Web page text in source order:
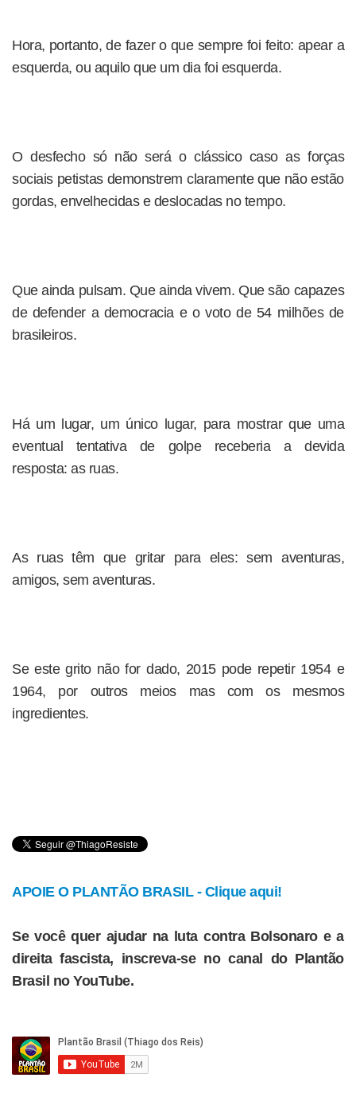
Hora, portanto, de fazer o que sempre foi feito: apear a
esquerda, ou aquilo que um dia foi esquerda.
O desfecho só não será o clássico caso as forças
sociais petistas demonstrem claramente que não estão
gordas, envelhecidas e deslocadas no tempo.
Que ainda pulsam. Que ainda vivem. Que são capazes
de defender a democracia e o voto de 54 milhões de
brasileiros.
Há um lugar, um único lugar, para mostrar que uma
eventual tentativa de golpe receberia a devida
resposta: as ruas.
As ruas têm que gritar para eles: sem aventuras,
amigos, sem aventuras.
Se este grito não for dado, 2015 pode repetir 1954 e
1964, por outros meios mas com os mesmos
ingredientes.
APOIE O PLANTÃO BRASIL - Clique aqui!
Se você quer ajudar na luta contra Bolsonaro e a
direita fascista, inscreva-se no canal do Plantão
Brasil no YouTube.